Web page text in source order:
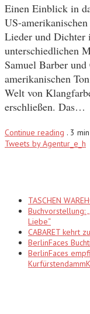
Einen Einblick in
US-
Lieder und Dichter
unterschiedlichen
Samuel Barber
amerikanischen
Welt von
erschließen. Das…
Continue reading . 3
Tweets by Agentur_e_h
TASCHEN
Buchvorstellung:
Liebe“
CABARET kehrt
BerlinFaces
BerlinFaces